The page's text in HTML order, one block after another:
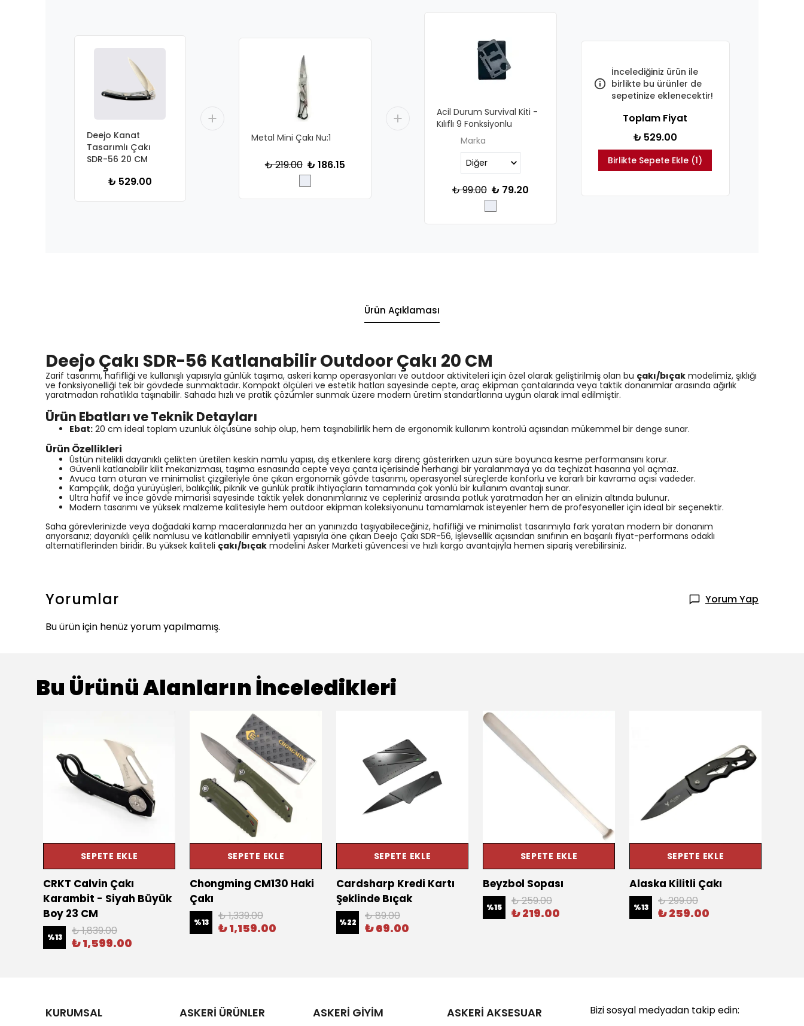
Deejo Kanat
Tasarımlı Çakı
SDR-56 20 CM
₺ 529.00
Metal Mini Çakı Nu:1
₺ 219.00 ₺ 186.15
Acil Durum Survival Kiti -
Kılıflı 9 Fonksiyonlu
Marka
₺ 99.00 ₺ 79.20
İncelediğiniz ürün ile
birlikte bu ürünler de
sepetinize eklenecektir!
Toplam Fiyat
₺ 529.00
Birlikte Sepete Ekle (1)
Ürün Açıklaması
Deejo Çakı SDR-56 Katlanabilir Outdoor Çakı 20 CM
Zarif tasarımı, hafifliği ve kullanışlı yapısıyla günlük taşıma, askeri kamp operasyonları ve outdoor aktiviteleri için özel olarak geliştirilmiş olan bu çakı/bıçak modelimiz, şıklığı
ve fonksiyonelliği tek bir gövdede sunmaktadır. Kompakt ölçüleri ve estetik hatları sayesinde cepte, araç ekipman çantalarında veya taktik donanımlar arasında ağırlık
yaratmadan rahatlıkla taşınabilir. Sahada hızlı ve pratik çözümler sunmak üzere modern üretim standartlarına uygun olarak imal edilmiştir.
Ürün Ebatları ve Teknik Detayları
Ebat: 20 cm ideal toplam uzunluk ölçüsüne sahip olup, hem taşınabilirlik hem de ergonomik kullanım kontrolü açısından mükemmel bir denge sunar.
Ürün Özellikleri
Üstün nitelikli dayanıklı çelikten üretilen keskin namlu yapısı, dış etkenlere karşı direnç gösterirken uzun süre boyunca kesme performansını korur.
Güvenli katlanabilir kilit mekanizması, taşıma esnasında cepte veya çanta içerisinde herhangi bir yaralanmaya ya da teçhizat hasarına yol açmaz.
Avuca tam oturan ve minimalist çizgileriyle öne çıkan ergonomik gövde tasarımı, operasyonel süreçlerde konforlu ve kararlı bir kavrama açısı vadeder.
Kampçılık, doğa yürüyüşleri, balıkçılık, piknik ve günlük pratik ihtiyaçların tamamında çok yönlü bir kullanım avantajı sunar.
Ultra hafif ve ince gövde mimarisi sayesinde taktik yelek donanımlarınız ve cepleriniz arasında potluk yaratmadan her an elinizin altında bulunur.
Modern tasarımı ve yüksek malzeme kalitesiyle hem outdoor ekipman koleksiyonunu tamamlamak isteyenler hem de profesyoneller için ideal bir seçenektir.
Saha görevlerinizde veya doğadaki kamp maceralarınızda her an yanınızda taşıyabileceğiniz, hafifliği ve minimalist tasarımıyla fark yaratan modern bir donanım
arıyorsanız; dayanıklı çelik namlusu ve katlanabilir emniyetli yapısıyla öne çıkan Deejo Çakı SDR-56, işlevsellik açısından sınıfının en başarılı fiyat-performans odaklı
alternatiflerinden biridir. Bu yüksek kaliteli çakı/bıçak modelini Asker Marketi güvencesi ve hızlı kargo avantajıyla hemen sipariş verebilirsiniz.
Yorumlar
Yorum Yap
Bu ürün için henüz yorum yapılmamış.
Bu Ürünü Alanların İnceledikleri
SEPETE EKLE
CRKT Calvin Çakı
Karambit - Siyah Büyük
Boy 23 CM
%13 ₺ 1,839.00
₺ 1,599.00
SEPETE EKLE
Chongming CM130 Haki
Çakı
%13 ₺ 1,339.00
₺ 1,159.00
SEPETE EKLE
Cardsharp Kredi Kartı
Şeklinde Bıçak
%22 ₺ 89.00
₺ 69.00
SEPETE EKLE
Beyzbol Sopası
%15 ₺ 259.00
₺ 219.00
SEPETE EKLE
Alaska Kilitli Çakı
%13 ₺ 299.00
₺ 259.00
KURUMSAL ASKERİ ÜRÜNLER ASKERİ GİYİM ASKERİ AKSESUAR Bizi sosyal medyadan takip edin: